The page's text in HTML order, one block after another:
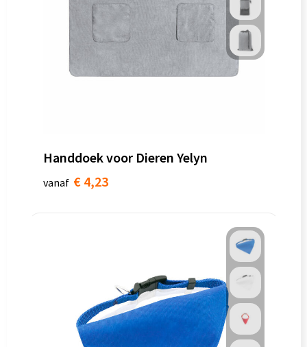
Handdoek voor Dieren Yelyn
vanaf € 4,23